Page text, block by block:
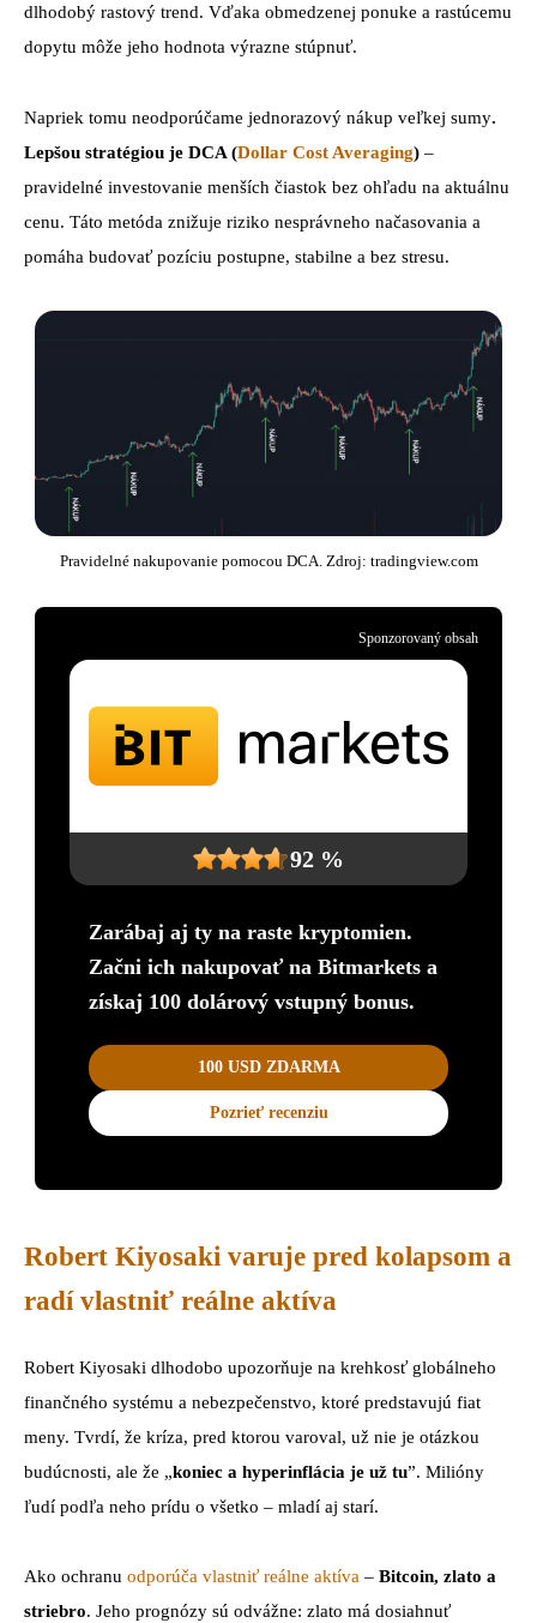
dlhodobý rastový trend. Vďaka obmedzenej ponuke a rastúcemu
dopytu môže jeho hodnota výrazne stúpnuť.
Napriek tomu neodporúčame jednorazový nákup veľkej sumy.
Lepšou stratégiou je DCA (Dollar Cost Averaging) –
pravidelné investovanie menších čiastok bez ohľadu na aktuálnu
cenu. Táto metóda znižuje riziko nesprávneho načasovania a
pomáha budovať pozíciu postupne, stabilne a bez stresu.
Pravidelné nakupovanie pomocou DCA. Zdroj: tradingview.com
92 %
Zarábaj aj ty na raste kryptomien.
Začni ich nakupovať na Bitmarkets a
získaj 100 dolárový vstupný bonus.
100 USD ZDARMA
Pozrieť recenziu
Sponzorovaný obsah
Robert Kiyosaki varuje pred kolapsom a
radí vlastniť reálne aktíva
Robert Kiyosaki dlhodobo upozorňuje na krehkosť globálneho
finančného systému a nebezpečenstvo, ktoré predstavujú fiat
meny. Tvrdí, že kríza, pred ktorou varoval, už nie je otázkou
budúcnosti, ale že „koniec a hyperinflácia je už tu”. Milióny
ľudí podľa neho prídu o všetko – mladí aj starí.
Ako ochranu odporúča vlastniť reálne aktíva – Bitcoin, zlato a
striebro. Jeho prognózy sú odvážne: zlato má dosiahnuť